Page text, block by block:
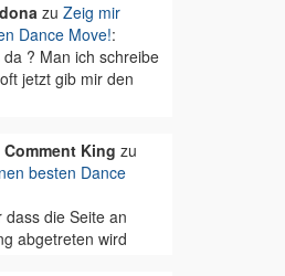
zu Zeig mir
Dance Move!:
? Man ich schreibe
jetzt gib mir den
King zu
besten Dance
dass die Seite an
abgetreten wird